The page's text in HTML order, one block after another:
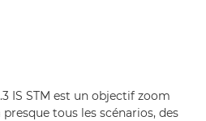
IS STM est un objectif zoom
tous les scénarios, des